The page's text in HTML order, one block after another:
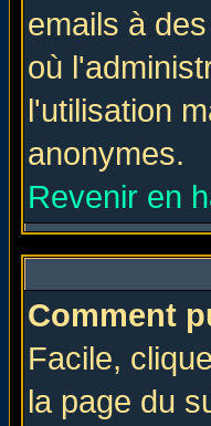
emails à
où
l'utilisation
anonymes.
Revenir en
Comment
Facile,
la page du